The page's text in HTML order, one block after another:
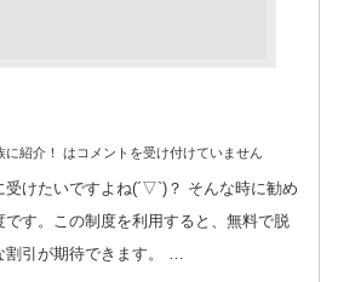
に紹介！ はコメントを受け付けていません
受けたいですよね(´▽`)？ そんな時に勧め
です。この制度を利用すると、無料で脱
割引が期待できます。 …